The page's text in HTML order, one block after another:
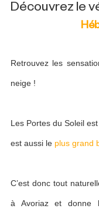
Découvrez le
Retrouvez les
neige !
Les Portes du Soleil
est aussi le plus grand
C’est donc tout
à Avoriaz et donne